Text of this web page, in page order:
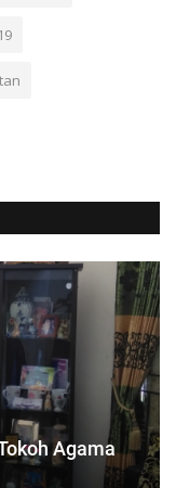
Agama